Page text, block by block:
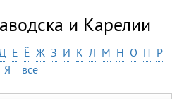
и Карелии
Е Ё Ж З И К Л М Н О П Р
Я все